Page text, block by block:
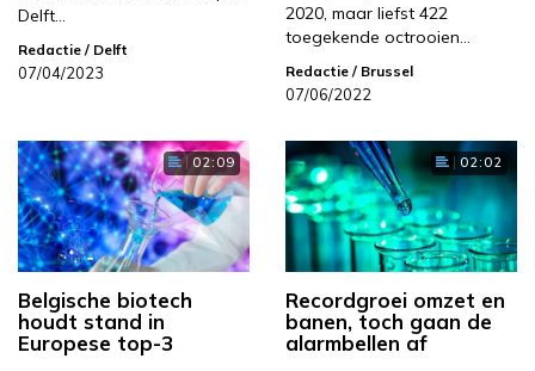
Delft…
Redactie / Delft
07/04/2023
2020, maar liefst 422
toegekende octrooien…
Redactie / Brussel
07/06/2022
02:09
Belgische biotech
houdt stand in
Europese top-3
02:02
Recordgroei omzet en
banen, toch gaan de
alarmbellen af